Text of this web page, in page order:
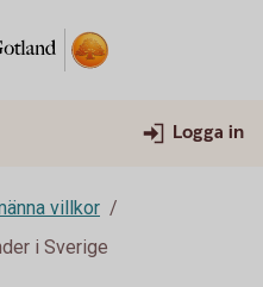
Logga in
villkor
i Sverige